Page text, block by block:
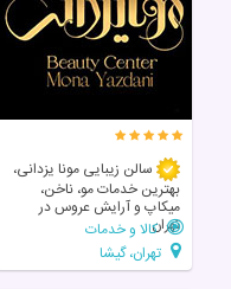
سالن زیبایی مونا یزدانی،
بهترین خدمات مو، ناخن،
میکاپ و آرایش عروس در
تهرانکالا و خدمات
تهران، گیشا